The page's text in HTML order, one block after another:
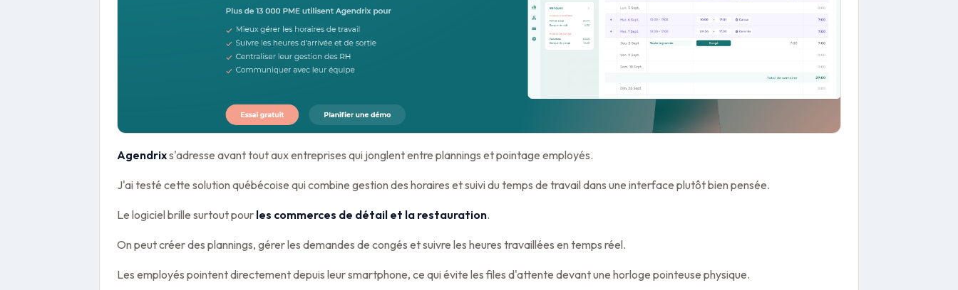
Agendrixs'adresse avant tout aux entreprises qui jonglent entre plannings et pointage employés.
J'ai testé cette solution québécoise qui combine gestion des horaires et suivi du temps de travail dans une interface plutôt bien pensée.
Le logiciel brille surtout pour les commerces de détail et la restauration.
On peut créer des plannings, gérer les demandes de congés et suivre les heures travaillées en temps réel.
Les employés pointent directement depuis leur smartphone, ce qui évite les files d'attente devant une horloge pointeuse physique.